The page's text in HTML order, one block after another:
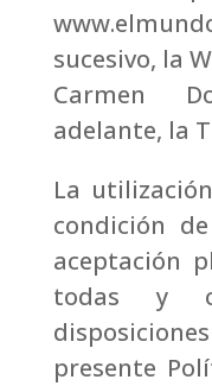
sucesivo, la
Carmen
adelante, la
La
condición
aceptación
todas y
presente